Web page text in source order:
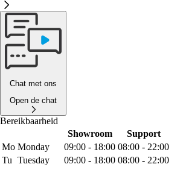
Chat met ons
Open de chat
Bereikbaarheid
Showroom
Support
Mo Monday 09:00 - 18:00 08:00 - 22:00
Tu Tuesday 09:00 - 18:00 08:00 - 22:00